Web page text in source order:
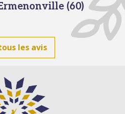
(60)
les avis